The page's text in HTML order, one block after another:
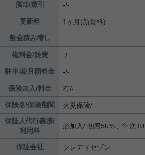
償却/敷引 -/-
更新料 1ヶ月(新賃料)
敷金積み増し -
権利金/雑費 -/-
駐車場/月額料金 -/-
保険加入/料金 有/-
保険名/保険期間
火災保険/-
保証人代行義務/
利用料
必加入/ 初回50％、年次
保証会社 クレディセゾン